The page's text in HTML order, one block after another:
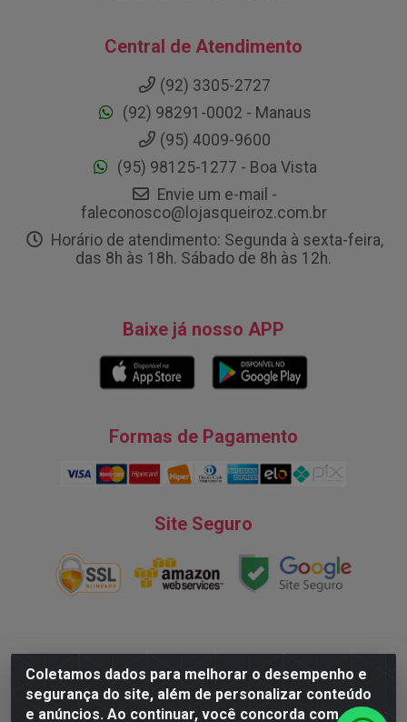
Coletamos dados para melhorar o desempenho e
segurança do site, além de personalizar conteúdo
e anúncios. Ao continuar, você concorda com
Central de Atendimento
(92) 3305-2727
(92) 98291-0002 - Manaus
(95) 4009-9600
(95) 98125-1277 - Boa Vista
Envie um e-mail -
faleconosco@lojasqueiroz.com.br
Horário de atendimento: Segunda à sexta-feira,
das 8h às 18h. Sábado de 8h às 12h.
Baixe já nosso APP
Formas de Pagamento
Site Seguro
Natureza Comércio de Descartáveis LTDA - Endereço: Av. do
Turismo, 28, Tarumã - CNPJ:08.038.545/0001-07 © 2016
Todos dos direitos reservados.